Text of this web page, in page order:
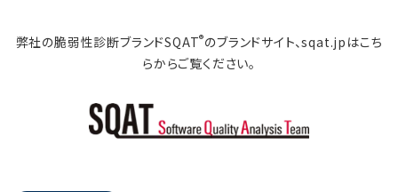
弊社の脆弱性診断ブランドSQAT®のブランドサイト、sqat.jpはこち
らからご覧ください。